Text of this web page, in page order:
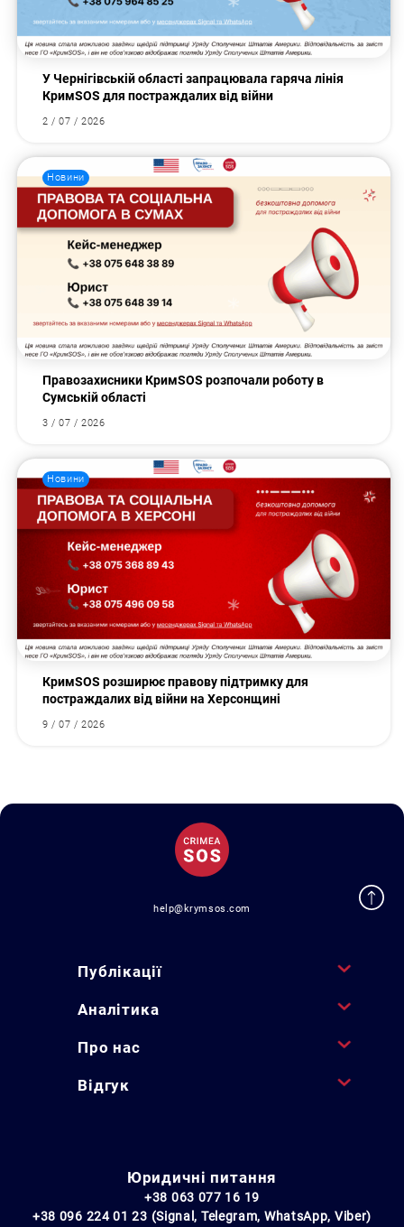
У Чернігівській області запрацювала гаряча лінія
КримSOS для постраждалих від війни
2 / 07 / 2026
Новини
Правозахисники КримSOS розпочали роботу в
Сумській області
3 / 07 / 2026
Новини
КримSOS розширює правову підтримку для
постраждалих від війни на Херсонщині
9 / 07 / 2026
help@krymsos.com
Публікації
Аналітика
Про нас
Відгук
Юридичні питання
+38 063 077 16 19
+38 096 224 01 23 (Signal, Telegram, WhatsApp, Viber)